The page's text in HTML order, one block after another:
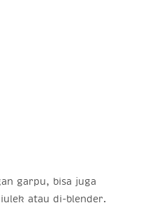
garpu, bisa juga
atau di-blender.